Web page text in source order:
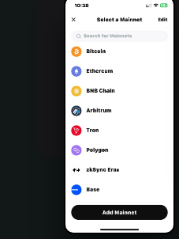
Português (Portugal)
Bahasa Indonesia
Português (Brasil)
Español (Argentina)